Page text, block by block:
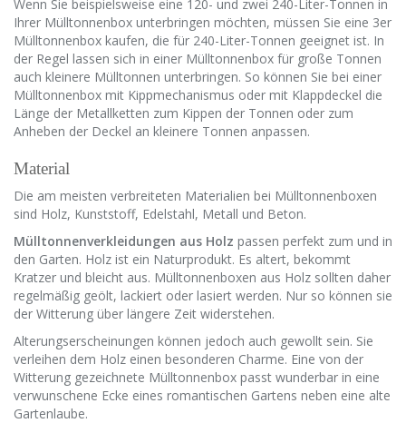
Wenn Sie beispielsweise eine 120- und zwei 240-Liter-Tonnen in
Ihrer Mülltonnenbox unterbringen möchten, müssen Sie eine 3er
Mülltonnenbox kaufen, die für 240-Liter-Tonnen geeignet ist. In
der Regel lassen sich in einer Mülltonnenbox für große Tonnen
auch kleinere Mülltonnen unterbringen. So können Sie bei einer
Mülltonnenbox mit Kippmechanismus oder mit Klappdeckel die
Länge der Metallketten zum Kippen der Tonnen oder zum
Anheben der Deckel an kleinere Tonnen anpassen.
Material
Die am meisten verbreiteten Materialien bei Mülltonnenboxen
sind Holz, Kunststoff, Edelstahl, Metall und Beton.
Mülltonnenverkleidungen aus Holz passen perfekt zum und in
den Garten. Holz ist ein Naturprodukt. Es altert, bekommt
Kratzer und bleicht aus. Mülltonnenboxen aus Holz sollten daher
regelmäßig geölt, lackiert oder lasiert werden. Nur so können sie
der Witterung über längere Zeit widerstehen.
Alterungserscheinungen können jedoch auch gewollt sein. Sie
verleihen dem Holz einen besonderen Charme. Eine von der
Witterung gezeichnete Mülltonnenbox passt wunderbar in eine
verwunschene Ecke eines romantischen Gartens neben eine alte
Gartenlaube.